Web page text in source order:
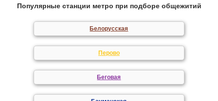
Популярные станции метро при подборе общежитий
Белорусская
Перово
Беговая